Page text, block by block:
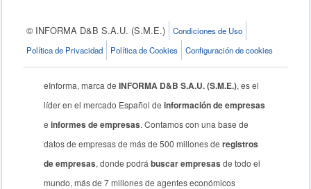
© INFORMA D&B S.A.U. (S.M.E.)
Condiciones de Uso
Política de Privacidad
Política de Cookies Configuración de cookies
eInforma, marca deINFORMA D&B S.A.U. (S.M.E.), es el
líder en el mercado Español deinformación de empresas
einformes de empresas. Contamos con una base de
datos de empresas de más de 500 millones deregistros
de empresas, donde podrábuscar empresas de todo el
mundo, más de 7 millones de agentes económicos